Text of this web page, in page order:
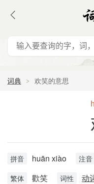
词典 欢笑的意思
拼音 huān xiào 注音
繁体 歡笑 词性 动